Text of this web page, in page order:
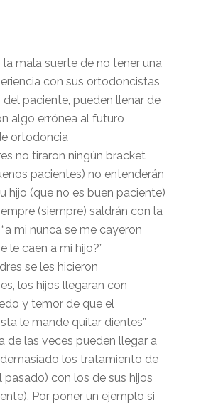
la mala suerte de no tener una
con sus ortodoncistas
del paciente, pueden llenar de
algo errónea al futuro
ortodoncia
no tiraron ningún bracket
pacientes) no entenderán
hijo (que no es buen paciente)
(siempre) saldrán con la
mi nunca se me cayeron
le caen a mi hijo?”
se les hicieron
los hijos llegaran con
y temor de que el
le mande quitar dientes”
de las veces pueden llegar a
los tratamiento de
pasado) con los de sus hijos
Por poner un ejemplo si